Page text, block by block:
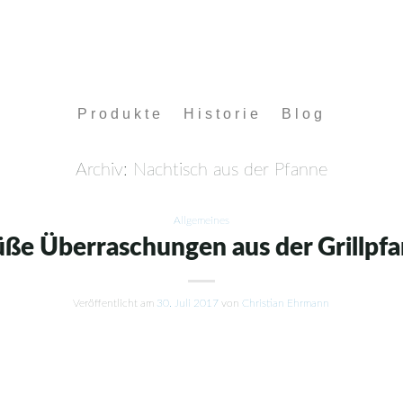
Produkte Historie Blog
Archiv: Nachtisch aus der Pfanne
Allgemeines
Überraschungen aus der
Veröffentlicht am 30. Juli 2017 vonChristian Ehrmann